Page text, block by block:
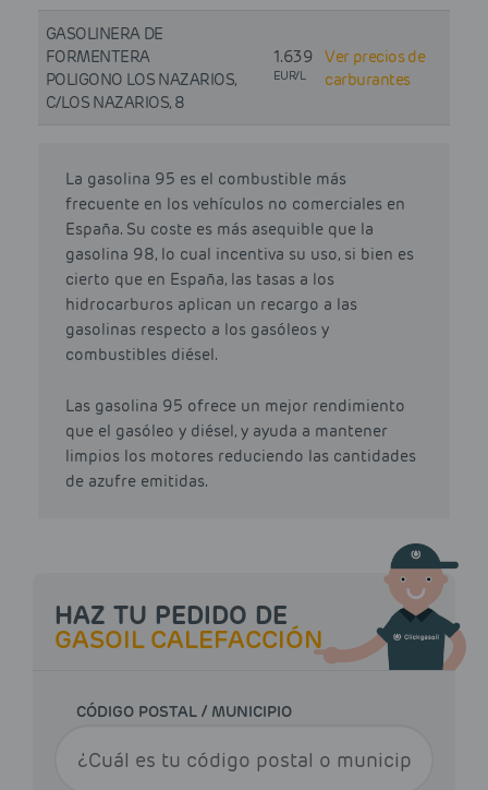
GASOLINERA DE
FORMENTERA
POLIGONO LOS NAZARIOS,
C/LOS NAZARIOS, 8
1.639
EUR/L
Ver precios de
carburantes
La gasolina 95 es el combustible más
frecuente en los vehículos no comerciales en
España. Su coste es más asequible que la
gasolina 98, lo cual incentiva su uso, si bien es
cierto que en España, las tasas a los
hidrocarburos aplican un recargo a las
gasolinas respecto a los gasóleos y
combustibles diésel.
Las gasolina 95 ofrece un mejor rendimiento
que el gasóleo y diésel, y ayuda a mantener
limpios los motores reduciendo las cantidades
de azufre emitidas.
HAZ TU PEDIDO DE
GASOIL CALEFACCIÓN
CÓDIGO POSTAL / MUNICIPIO